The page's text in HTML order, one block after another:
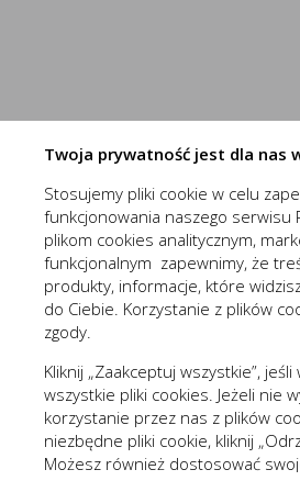
Twoja prywatność jest dla nas
Stosujemy pliki cookie w celu
funkcjonowania naszego serwisu
plikom cookies analitycznym,
funkcjonalnym zapewnimy, że
produkty, informacje, które
do Ciebie. Korzystanie z plików
zgody.
Kliknij „Zaakceptuj wszystkie”,
wszystkie pliki cookies. Jeżeli nie
korzystanie przez nas z plików
niezbędne pliki cookie, kliknij
Możesz również dostosować
formularzy. Dzięki plikom
nowaelektropl_session
Funkcjonalne i
Tego typu pliki cookies
prezentowanych treści.
Dzięki tym plikom cookies
preferencji. Wyrażenie zgody
Więcej
Analityczne (3)
Analityczne pliki cookies
Cookies analityczne
Stosowane są, co do zasady,
wylogowania ze strony
plików „cookies” albo do
Pliki „cookies” wykorzystywane
Wyróżnić można szczegółowy
A. Rodzaje cookies ze względu
Rodzaj
Niezbędne
Funkcjonalne